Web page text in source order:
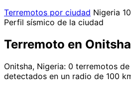
Terremotos por ciudad Nigeria
Perfil sísmico de la ciudad
Terremoto en
Onitsha, Nigeria: 0 terremotos
detectados en un radio de 100